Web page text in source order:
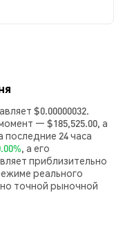
$0.00000032.
— $185,525.00, а
последние 24 часа
, а его
приблизительно
реального
точной рыночной